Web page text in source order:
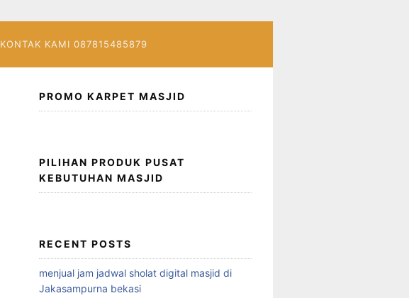
KONTAK KAMI 087815485879
PROMO KARPET MASJID
PILIHAN PRODUK PUSAT
KEBUTUHAN MASJID
RECENT POSTS
menjual jam jadwal sholat digital masjid di
Jakasampurna bekasi